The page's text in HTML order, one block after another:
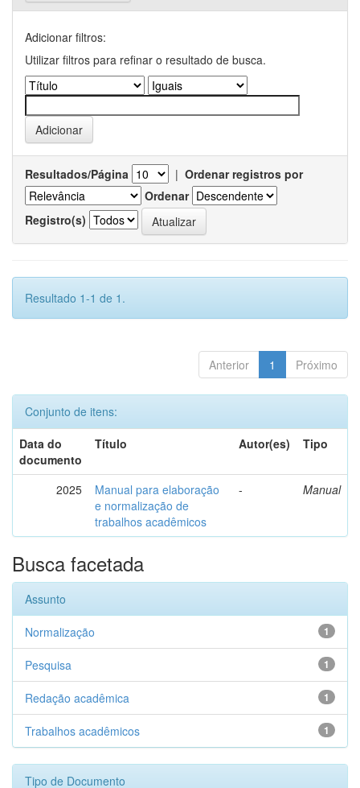
Adicionar filtros:
Utilizar filtros para refinar o resultado de busca.
Resultados/Página | Ordenar registros por
Ordenar
Registro(s)
Resultado 1-1 de 1.
Anterior 1 Próximo
Conjunto de itens:
Data do
documento
Título Autor(es) Tipo
2025
Manual para elaboração
e normalização de
trabalhos acadêmicos
- Manual
Busca facetada
Assunto
1
Normalização
1
Pesquisa
1
Redação acadêmica
1
Trabalhos acadêmicos
Tipo de Documento